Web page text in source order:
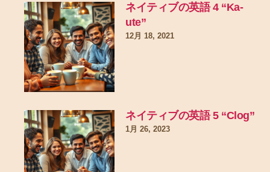
ネイティブの英語 4 “Ka-
ute”
12月 18, 2021
ネイティブの英語 5 “Clog”
1月 26, 2023